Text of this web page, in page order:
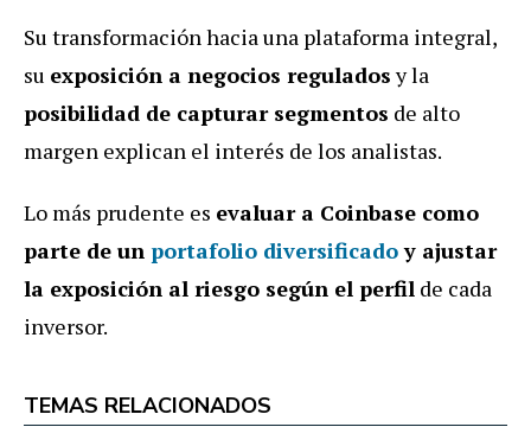
Su transformación hacia una plataforma integral,
su exposición a negocios reguladosy la
posibilidad de capturar segmentos de alto
margen explican el interés de los analistas.
Lo más prudente es evaluar a Coinbase como
parte de un portafolio diversificadoy ajustar
la exposición al riesgo según el perfil de cada
inversor.
TEMAS RELACIONADOS